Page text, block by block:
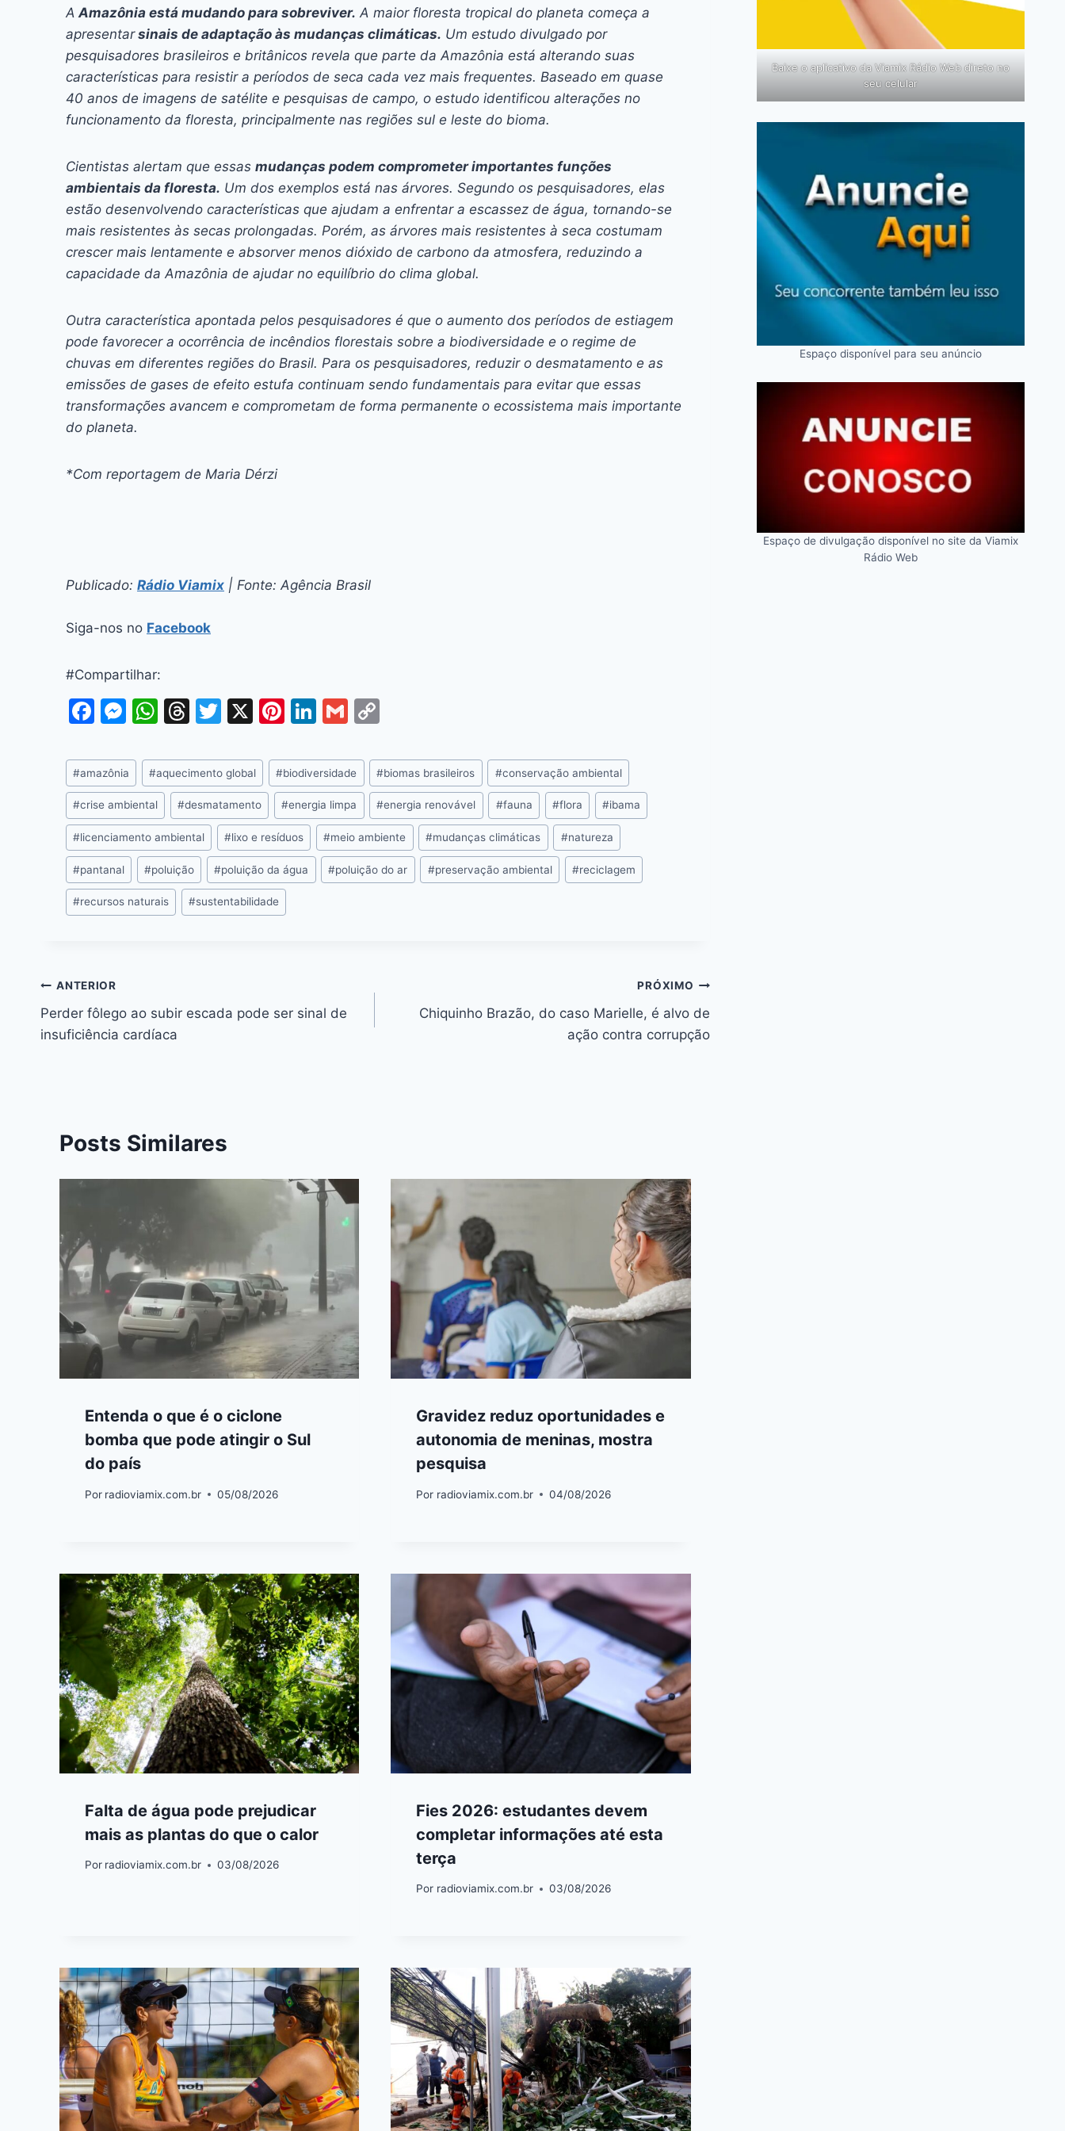
c
e
b
o
o
s
s
e
n
g
at
s
A
p
p
e
a
d
s
itt
er
er
e
st
k
e
dI
n
ai
l
p
y
Li
n
k
A Amazônia está mudando para sobreviver. A maior floresta tropical do planeta começa a
apresentarsinais de adaptação às mudanças climáticas. Um estudo divulgado por
pesquisadores brasileiros e britânicos revela que parte da Amazônia está alterando suas
características para resistir a períodos de seca cada vez mais frequentes. Baseado em quase
40 anos de imagens de satélite e pesquisas de campo, o estudo identificou alterações no
funcionamento da floresta, principalmente nas regiões sul e leste do bioma.
Cientistas alertam que essas mudanças podem comprometer importantes funções
ambientais da floresta. Um dos exemplos está nas árvores. Segundo os pesquisadores, elas
estão desenvolvendo características que ajudam a enfrentar a escassez de água, tornando-se
mais resistentes às secas prolongadas. Porém, as árvores mais resistentes à seca costumam
crescer mais lentamente e absorver menos dióxido de carbono da atmosfera, reduzindo a
capacidade da Amazônia de ajudar no equilíbrio do clima global.
Outra característica apontada pelos pesquisadores é que o aumento dos períodos de estiagem
pode favorecer a ocorrência de incêndios florestais sobre a biodiversidade e o regime de
chuvas em diferentes regiões do Brasil. Para os pesquisadores, reduzir o desmatamento e as
emissões de gases de efeito estufa continuam sendo fundamentais para evitar que essas
transformações avancem e comprometam de forma permanente o ecossistema mais importante
do planeta.
*Com reportagem de Maria Dérzi
Publicado: Rádio Viamix | Fonte: Agência Brasil
Siga-nos no Facebook
#Compartilhar:
F
c
e
b
o
o
k
M
s
s
e
n
g
er
W
at
s
A
p
p
T
e
a
d
s
T
itt
er
X
Pi
er
e
st
Li
k
e
dI
n
G
ai
l
p
y
Li
n
k
#amazônia #aquecimento global #biodiversidade #biomas brasileiros #conservação ambiental
#crise ambiental #desmatamento #energia limpa #energia renovável #fauna #flora #ibama
#licenciamento ambiental #lixo e resíduos #meio ambiente #mudanças climáticas #natureza
#pantanal #poluição #poluição da água #poluição do ar #preservação ambiental #reciclagem
#recursos naturais #sustentabilidade
ANTERIOR
Perder fôlego ao subir escada pode ser sinal de
insuficiência cardíaca
PRÓXIMO
Chiquinho Brazão, do caso Marielle, é alvo de
ação contra corrupção
Posts Similares
Entenda o que é o ciclone
bomba que pode atingir o Sul
do país
Por radioviamix.com.br 05/08/2026
Gravidez reduz oportunidades e
autonomia de meninas, mostra
pesquisa
Por radioviamix.com.br 04/08/2026
Falta de água pode prejudicar
mais as plantas do que o calor
Por radioviamix.com.br 03/08/2026
Fies 2026: estudantes devem
completar informações até esta
terça
Por radioviamix.com.br 03/08/2026
Baixe o aplicativo da Viamix Rádio Web direto no
seu celular
Espaço disponível para seu anúncio
Espaço de divulgação disponível no site da Viamix
Rádio Web